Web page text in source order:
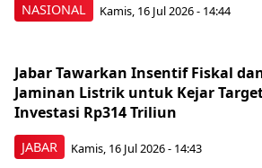
NASIONAL Kamis, 16 Jul 2026 - 14:44
JABAR
Jabar Tawarkan Insentif Fiskal
Jaminan Listrik untuk Kejar
Investasi Rp314 Triliun
Kamis, 16 Jul 2026 - 14:43